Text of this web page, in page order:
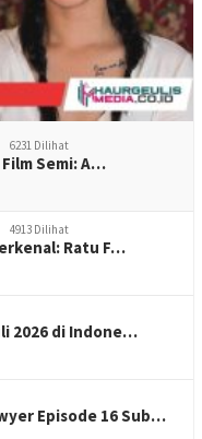
6231 Dilihat
Semi: A…
4913 Dilihat
Ratu F…
2026 di Indone…
Episode 16 Sub…